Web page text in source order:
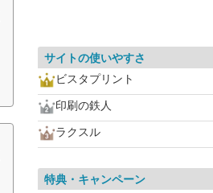
サイトの使いやすさ
ビスタプリント
印刷の鉄人
ラクスル
特典・キャンペーン